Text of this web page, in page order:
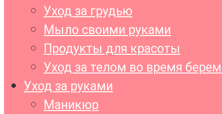
Уход за грудью
Мыло своими руками
Продукты для красоты
Уход за телом во время
Уход за руками
Маникюр